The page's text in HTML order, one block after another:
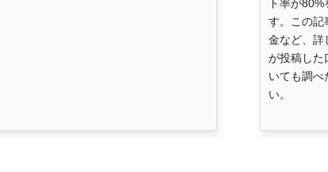
ト率が
す。この記
金など、詳
が投稿した
いても調べ
い。